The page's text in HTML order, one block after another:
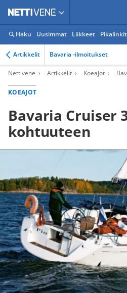
Haku Uusimmat Liikkeet Pikalinkit
Artikkelit Bavaria -ilmoitukset
Nettivene Artikkelit Koeajot
KOEAJOT
Bavaria Cruiser
kohtuuteen